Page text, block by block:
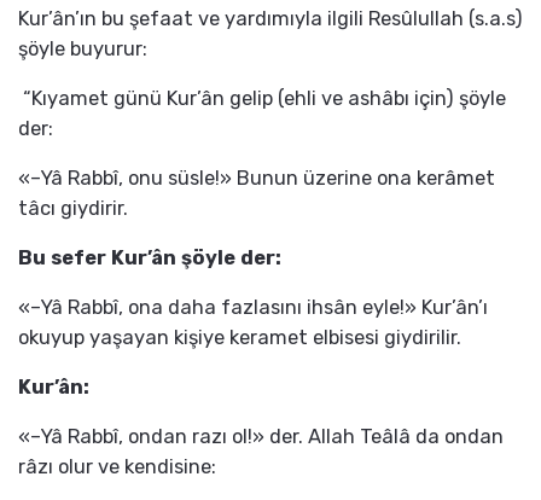
Kur’ân’ın bu şefaat ve yardımıyla ilgili Resûlullah (s.a.s)
şöyle buyurur:
“Kıyamet günü Kur’ân gelip (ehli ve ashâbı için) şöyle
der:
«–Yâ Rabbî, onu süsle!» Bunun üzerine ona kerâmet
tâcı giydirir.
Bu sefer Kur’ân şöyle der:
«–Yâ Rabbî, ona daha fazlasını ihsân eyle!» Kur’ân’ı
okuyup yaşayan kişiye keramet elbisesi giydirilir.
Kur’ân:
«–Yâ Rabbî, ondan razı ol!» der. Allah Teâlâ da ondan
râzı olur ve kendisine: